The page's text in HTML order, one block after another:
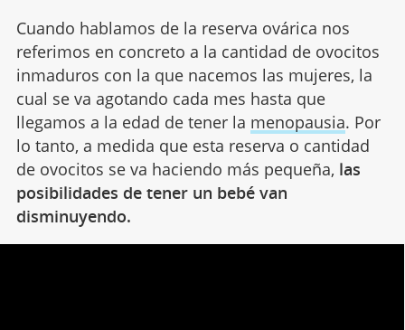
Cuando hablamos de la reserva ovárica nos
referimos en concreto a la cantidad de ovocitos
inmaduros con la que nacemos las mujeres, la
cual se va agotando cada mes hasta que
llegamos a la edad de tener la menopausia. Por
lo tanto, a medida que esta reserva o cantidad
de ovocitos se va haciendo más pequeña, las
posibilidades de tener un bebé van
disminuyendo.